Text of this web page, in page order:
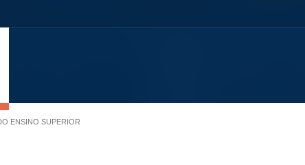
ENSINO SUPERIOR